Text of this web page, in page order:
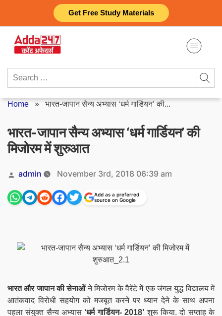
Get Free Study Materials
content
Search
Home » भारत-जापान सैन्य अभ्यास ‘धर्म गार्डियन’ की...
भारत-जापान सैन्य अभ्यास ‘धर्म गार्डियन’ की
मिजोरम में शुरुआत
Posted
by
admin November 3rd, 2018 06:39 am
Add as a preferred
source on Google
भारत और जापान की सेनाओंने मिजोरम के वैरेंटे में एक जंगल युद्ध विद्यालय में
आतंकवाद विरोधी सहयोग को मजबूत करने पर ध्यान देने के साथ अपना
पहला संयुक्त सैन्य अभ्यास ‘धर्म गार्डियन- 2018’शुरू किया. दो सप्ताह के